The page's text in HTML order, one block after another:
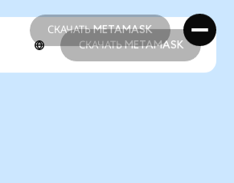
СКАЧАТЬ METAMASK
СКАЧАТЬ METAMASK
СКАЧАТЬ METAMASK